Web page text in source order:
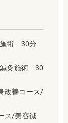
施術 30分
鍼灸施術 30
改善コース/
ス/美容鍼